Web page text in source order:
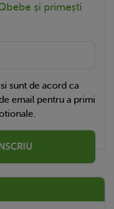
și primești
sunt de acord ca
email pentru a primi